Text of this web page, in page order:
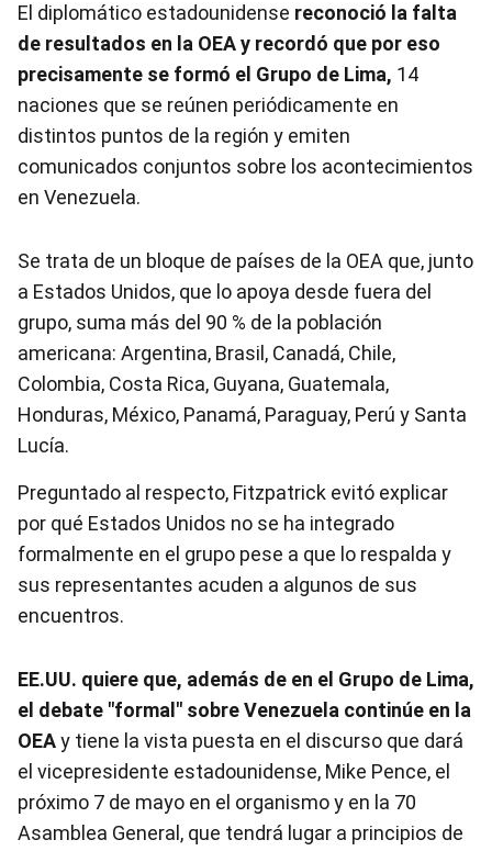
El diplomático estadounidense reconoció la falta
de resultados en la OEA y recordó que por eso
precisamente se formó el Grupo de Lima, 14
naciones que se reúnen periódicamente en
distintos puntos de la región y emiten
comunicados conjuntos sobre los acontecimientos
en Venezuela.
Se trata de un bloque de países de la OEA que, junto
a Estados Unidos, que lo apoya desde fuera del
grupo, suma más del 90 % de la población
americana: Argentina, Brasil, Canadá, Chile,
Colombia, Costa Rica, Guyana, Guatemala,
Honduras, México, Panamá, Paraguay, Perú y Santa
Lucía.
Preguntado al respecto, Fitzpatrick evitó explicar
por qué Estados Unidos no se ha integrado
formalmente en el grupo pese a que lo respalda y
sus representantes acuden a algunos de sus
encuentros.
EE.UU. quiere que, además de en el Grupo de Lima,
el debate "formal" sobreVenezuela continúe en la
OEAy tiene la vista puesta en el discurso que dará
el vicepresidente estadounidense, Mike Pence, el
próximo 7 de mayo en el organismo y en la 70
Asamblea General, que tendrá lugar a principios de